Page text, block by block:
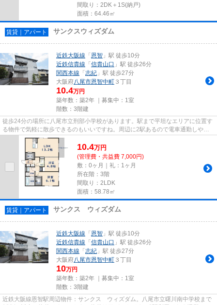
間取り：2DK＋1S(納戸)
面積：64.46㎡
賃貸｜アパート サンクスウィズダム
近鉄大阪線 「恩智 」駅 徒歩10分
近鉄信貴線 「信貴山口 」駅 徒歩26分
関西本線 「志紀 」駅 徒歩27分
大阪府八尾市恩智中町 ３丁目
10.4万円
築年数：築2年 ｜募集中： 1室
階数：3階建
徒歩24分の場所に八尾市立刑部小学校があります。駅まで平坦なエリアに位置す
る物件で気軽に散歩できるのもいいですね。周辺に2駅あるので電車通勤しやす
いです。魅力的な駅近の物件で...
10.4万円
(管理費・共益費 7,000円)
敷：0ヶ月｜礼：1ヶ月
所在階：3階
間取り：2LDK
面積：58.78㎡
賃貸｜アパート サンクス ウィズダム
近鉄大阪線 「恩智 」駅 徒歩10分
近鉄信貴線 「信貴山口 」駅 徒歩26分
関西本線 「志紀 」駅 徒歩27分
大阪府八尾市恩智中町 ３丁目
10万円
築年数：築2年 ｜募集中： 1室
階数：3階建
近鉄大阪線恩智駅周辺物件：サンクス ウィズダム。八尾市立曙川南中学校まで